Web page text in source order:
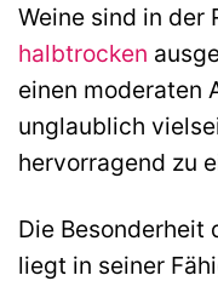
Weine sind in der
halbtrocken
einen moderaten
unglaublich
hervorragend zu
Die Besonderheit
liegt in seiner